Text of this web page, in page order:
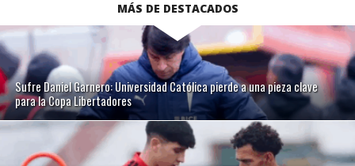
MÁS DE DESTACADOS
Sufre Daniel Garnero: Universidad Católica pierde a una pieza clave
para la Copa Libertadores